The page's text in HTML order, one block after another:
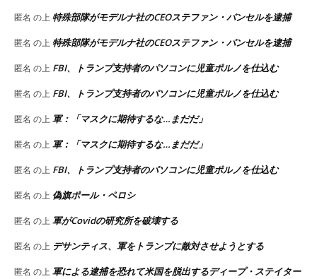
匿名 の上特殊部隊がモデルナ社のCEOステファン・バンセルを逮捕
匿名 の上特殊部隊がモデルナ社のCEOステファン・バンセルを逮捕
匿名 の上 FBI、トランプ支持者のパソコンに児童ポルノを仕込む
匿名 の上 FBI、トランプ支持者のパソコンに児童ポルノを仕込む
匿名 の上軍：「マスクに期待するな…まだだ」
匿名 の上軍：「マスクに期待するな…まだだ」
匿名 の上 FBI、トランプ支持者のパソコンに児童ポルノを仕込む
匿名 の上 偽旗ポール・ペロシ
匿名 の上軍がCovidの研究所を破壊する
匿名 の上 デサンティス、軍をトランプに敵対させようとする
匿名 の上軍による逮捕を恐れて米国を脱出するディープ・ステイター